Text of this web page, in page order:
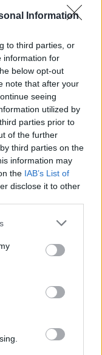
Information
to third parties, or
information for
below opt-out
note that after your
seeing
utilized by
parties prior to
of the further
third parties on the
information may
the IAB’s List of
disclose it to other
or more Google
You may click to
party tags to
in below Google